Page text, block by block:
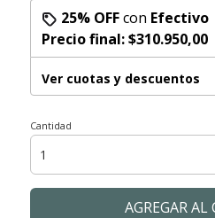
25% OFFcon Efectivo
Precio final:$310.950,00
Ver cuotas y descuentos
Cantidad
AGREGAR AL